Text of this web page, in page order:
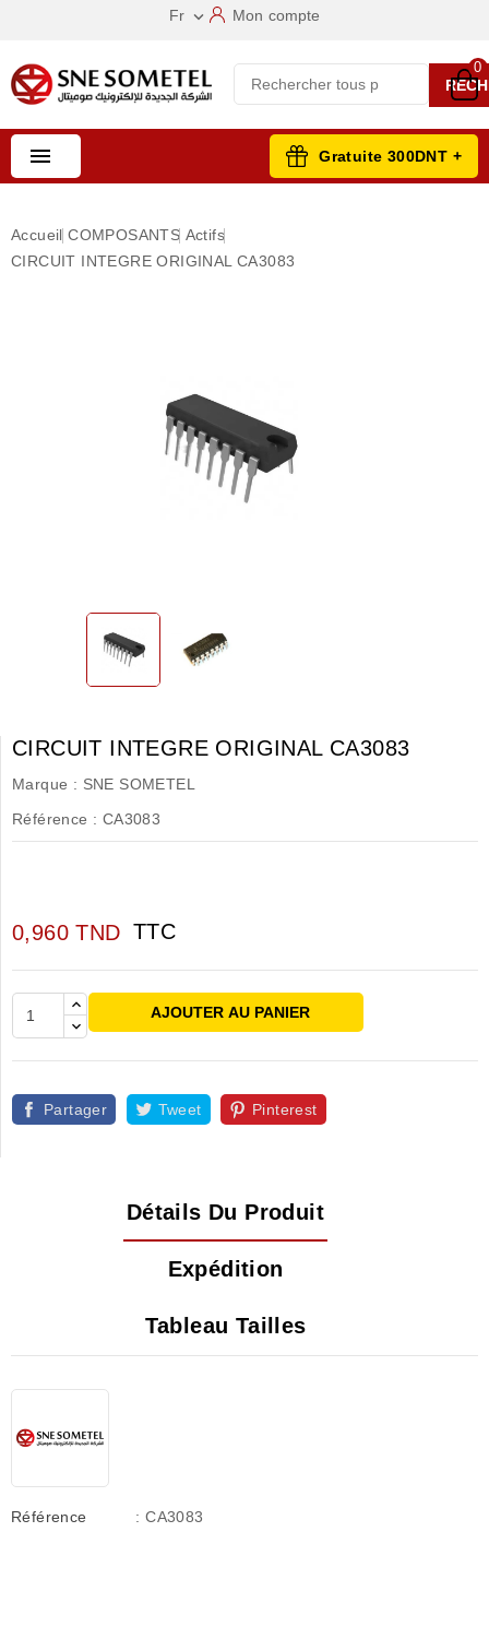
Fr  Mon compte
0
 Gratuite 300DNT +
Accueil COMPOSANTS Actifs
CIRCUIT INTEGRE ORIGINAL CA3083
CIRCUIT INTEGRE ORIGINAL CA3083
Marque : SNE SOMETEL
Référence : CA3083
0,960 TND TTC
AJOUTER AU PANIER
Partager Tweet Pinterest
Détails Du Produit
Expédition
Tableau Tailles
Référence : CA3083